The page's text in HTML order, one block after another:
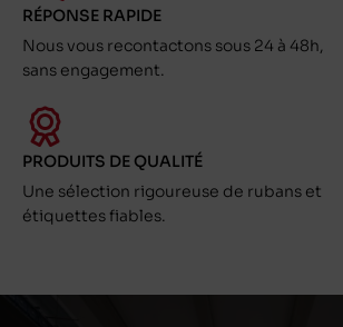
RÉPONSE RAPIDE
Nous vous recontactons sous 24 à 48h,
sans engagement.
PRODUITS DE QUALITÉ
Une sélection rigoureuse de rubans et
étiquettes fiables.